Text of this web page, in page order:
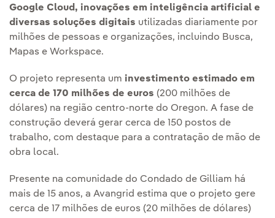
Google Cloud, inovações em inteligência artificial e
diversas soluções digitais utilizadas diariamente por
milhões de pessoas e organizações, incluindo Busca,
Mapas e Workspace.
O projeto representa um investimento estimado em
cerca de 170 milhões de euros (200 milhões de
dólares) na região centro-norte do Oregon. A fase de
construção deverá gerar cerca de 150 postos de
trabalho, com destaque para a contratação de mão de
obra local.
Presente na comunidade do Condado de Gilliam há
mais de 15 anos, a Avangrid estima que o projeto gere
cerca de 17 milhões de euros (20 milhões de dólares)